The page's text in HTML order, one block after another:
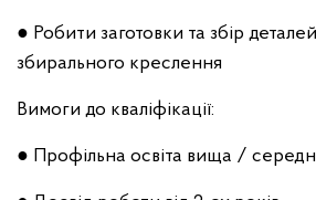
● Робити заготовки та збір
збирального креслення
Вимоги до кваліфікації:
● Профільна освіта вища /